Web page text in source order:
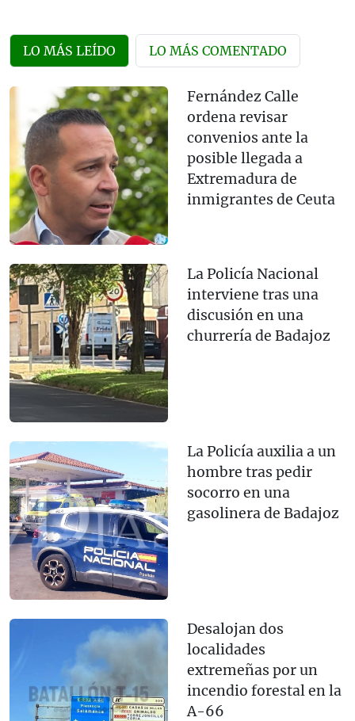
LO MÁS LEÍDO LO MÁS COMENTADO
Fernández Calle
ordena revisar
convenios ante la
posible llegada a
Extremadura de
inmigrantes de Ceuta
La Policía Nacional
interviene tras una
discusión en una
churrería de Badajoz
La Policía auxilia a un
hombre tras pedir
socorro en una
gasolinera de Badajoz
Desalojan dos
localidades
extremeñas por un
incendio forestal en la
A-66